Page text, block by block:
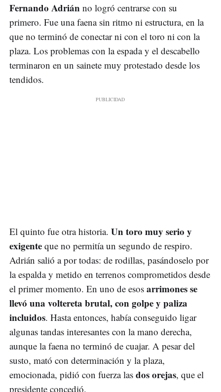
Fernando Adrián no logró centrarse con su
primero. Fue una faena sin ritmo ni estructura, en la
que no terminó de conectar ni con el toro ni con la
plaza. Los problemas con la espada y el descabello
terminaron en un sainete muy protestado desde los
tendidos.
El quinto fue otra historia. Un toro muy serio y
exigente que no permitía un segundo de respiro.
Adrián salió a por todas: de rodillas, pasándoselo por
la espalda y metido en terrenos comprometidos desde
el primer momento. En uno de esos arrimones se
llevó una voltereta brutal, con golpe y paliza
incluidos. Hasta entonces, había conseguido ligar
algunas tandas interesantes con la mano derecha,
aunque la faena no terminó de cuajar. A pesar del
susto, mató con determinación y la plaza,
emocionada, pidió con fuerza las dos orejas, que el
presidente concedió.